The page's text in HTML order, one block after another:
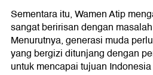
Sementara itu, Wamen Atip
sangat beririsan dengan
Menurutnya, generasi muda
yang bergizi ditunjang dengan
untuk mencapai tujuan